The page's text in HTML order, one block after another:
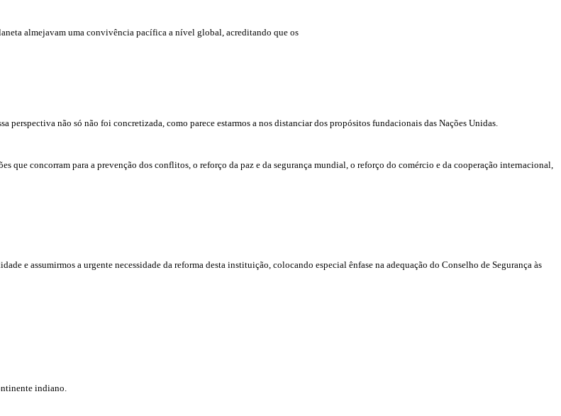
almejavam uma convivência pacífica a nível global, acreditando que os
perspectiva não só não foi concretizada, como parece estarmos a nos distanciar dos propósitos fundacionais das Nações Unidas.
que concorram para a prevenção dos conflitos, o reforço da paz e da segurança mundial, o reforço do comércio e da cooperação internacional,
e assumirmos a urgente necessidade da reforma desta instituição, colocando especial ênfase na adequação do Conselho de Segurança às
indiano.